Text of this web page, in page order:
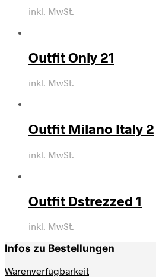
inkl. MwSt.
Outfit Only 21
inkl. MwSt.
Outfit Milano Italy 2
inkl. MwSt.
Outfit Dstrezzed 1
inkl. MwSt.
Infos zu Bestellungen
Warenverfügbarkeit